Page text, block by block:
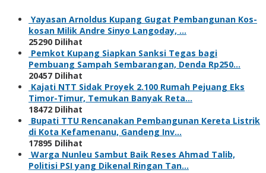
Yayasan Arnoldus Kupang Gugat Pembangunan Kos-
kosan Milik Andre Sinyo Langoday, …
25290 Dilihat
Pemkot Kupang Siapkan Sanksi Tegas bagi
Pembuang Sampah Sembarangan, Denda Rp250…
20457 Dilihat
Kajati NTT Sidak Proyek 2.100 Rumah Pejuang Eks
Timor-Timur, Temukan Banyak Reta…
18472 Dilihat
Bupati TTU Rencanakan Pembangunan Kereta Listrik
di Kota Kefamenanu, Gandeng Inv…
17895 Dilihat
Warga Nunleu Sambut Baik Reses Ahmad Talib,
Politisi PSI yang Dikenal Ringan Tan…